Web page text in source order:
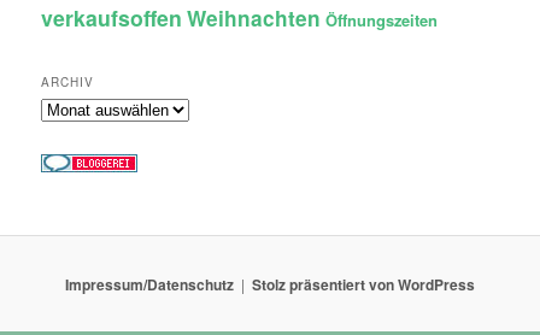
verkaufsoffen Weihnachten Öffnungszeiten
ARCHIV
Archiv
Impressum/Datenschutz Stolz präsentiert von WordPress